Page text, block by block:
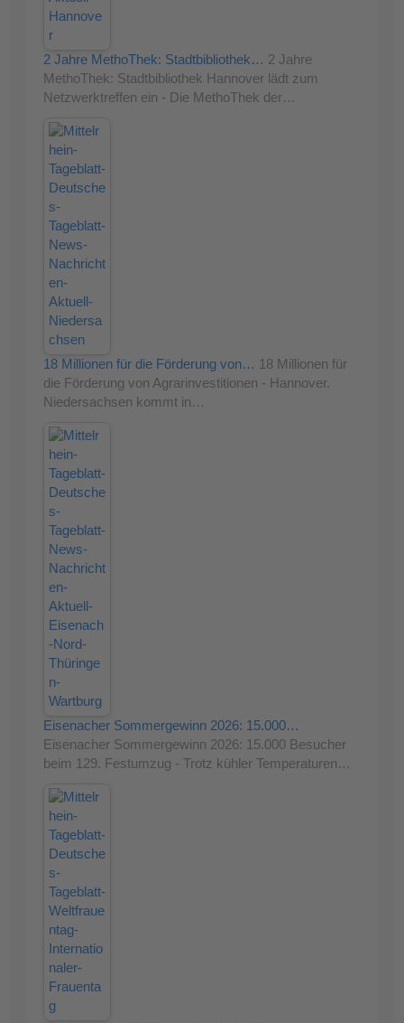
2 Jahre MethoThek: Stadtbibliothek… 2 Jahre
MethoThek: Stadtbibliothek Hannover lädt zum
Netzwerktreffen ein - Die MethoThek der…
18 Millionen für die Förderung von… 18 Millionen für
die Förderung von Agrarinvestitionen - Hannover.
Niedersachsen kommt in…
Eisenacher Sommergewinn 2026: 15.000…
Eisenacher Sommergewinn 2026: 15.000 Besucher
beim 129. Festumzug - Trotz kühler Temperaturen…